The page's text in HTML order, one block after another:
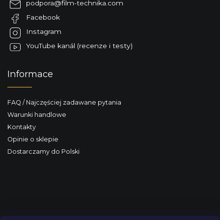
podpora@film-technika.com
Facebook
Instagram
YouTube kanál (recenze i testy)
Informace
FAQ / Najczęściej zadawane pytania
Warunki handlowe
Kontakty
Opinie o sklepie
Dostarczamy do Polski